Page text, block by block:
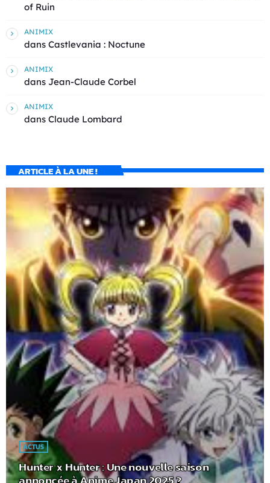
of Ruin
ANIMIX
dans Castlevania : Noctune
ANIMIX
dans Jean-Claude Corbel
ANIMIX
dans Claude Lombard
ARTICLE À LA UNE !
ACTUS
Hunter x Hunter : Une nouvelle saison